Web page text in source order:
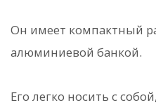
Он имеет компактный
алюминиевой банкой.
Его легко носить с